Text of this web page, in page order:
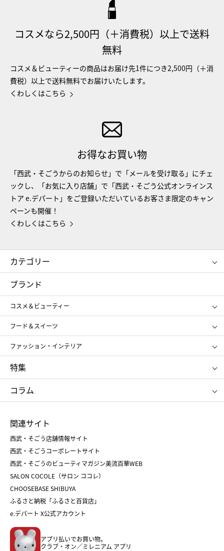
コスメなら2,500円（＋消費税）以上で送料
無料
コスメ＆ビューティーの商品はお届け先1件につき2,500円（＋消
費税）以上で送料無料でお届けいたします。
くわしくはこちら
お得なお買い物
「西武・そごうからのお知らせ」で「メールを受け取る」にチェ
ックし、「お気に入り店舗」で「西武・そごう公式オンラインス
トア e.デパート」をご登録いただいているお客さま限定のキャン
ペーンも開催！
くわしくはこちら
カテゴリー
コスメ＆ビューティー
ギフト
レディース
メンズ
スポーツ・アウトドア
お中元
お歳暮
ブランド
コスメ＆ビューティー
SHISEIDO
ポール&ジョー ボーテ
ジルスチュアート
NARS
RMK
クリニーク
SK-Ⅱ
フード＆スイーツ
アンリ・シャルパンティエ
ゴディバ
新宿高野
たねや
ねんりん家
ファッション・インテリア
ポロ ラルフ ローレン
タケオ キクチ
ママ＆キッズ
シュタイフ
特集
お中元
ひな人形
五月人形
父の日
クリスマスケーキ
ホワイトデー
コラム
菓子折り
和菓子
人気のギフト
バレンタイン
ホワイトデー
おせち
フード
ホーム・キッチン＆アート
関連サイト
西武・そごう店舗情報サイト
西武・そごうコーポレートサイト
西武・そごうのビューティマガジン美流百華WEB
SALON COCOLE（サロン ココレ）
CHOOSEBASE SHIBUYA
ふるさと納税「ふるさと百貨店」
e.デパート X公式アカウント
アプリ払いでお買い物。
クラブ・オン／ミレニアム アプリ